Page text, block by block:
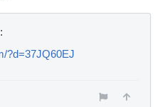
?d=37JQ60EJ